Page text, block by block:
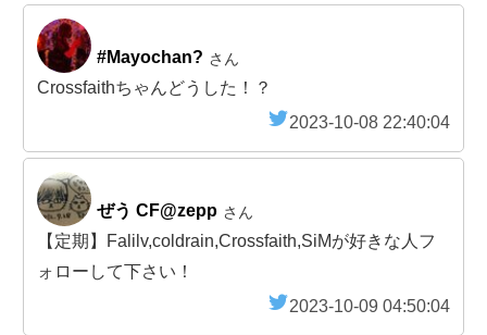
#Mayochan? さん
Crossfaithちゃんどうした！？
2023-10-08 22:40:04
ぜう CF@zepp さん
【定期】Falilv,coldrain,Crossfaith,SiMが好きな人フ
ォローして下さい！
2023-10-09 04:50:04